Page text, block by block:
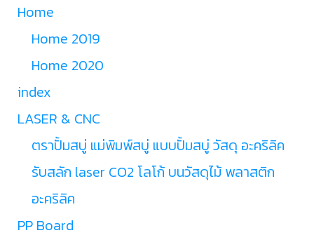
Home
Home 2019
Home 2020
index
LASER & CNC
ตราปั้มสบู่ แม่พิมพ์สบู่ แบบปั้มสบู่ วัสดุ อะคริลิค
รับสลัก laser CO2 โลโก้ บนวัสดุไม้ พลาสติก
อะคริลิค
PP Board